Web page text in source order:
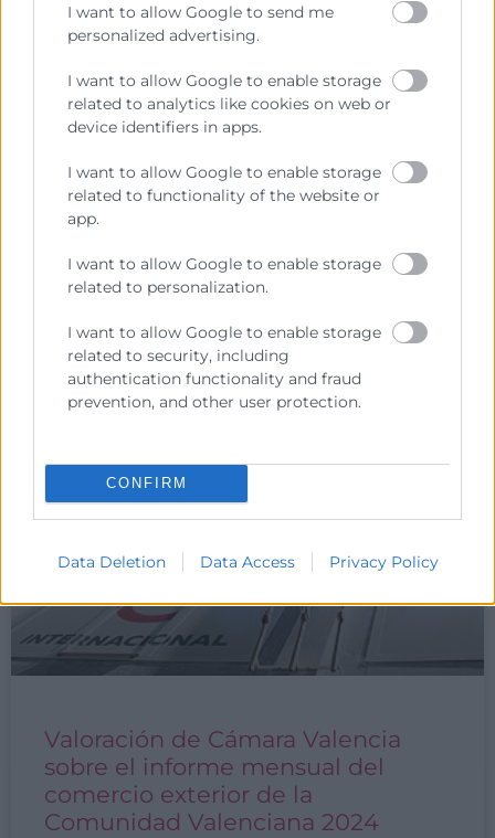
I want to allow Google to send me
personalized advertising.
I want to allow Google to enable storage
related to analytics like cookies on web or
device identifiers in apps.
I want to allow Google to enable storage
related to functionality of the website or
app.
I want to allow Google to enable storage
related to personalization.
I want to allow Google to enable storage
related to security, including
authentication functionality and fraud
prevention, and other user protection.
CONFIRM
Data Deletion Data Access Privacy Policy
Fotonoticia: José Vicente Morata
se reúne con la embajadora de
Marruecos Karima Benyaich
El presidente del Consejo de Cámaras de la
Comunitat José Vicente Morata se ha reunido con la
Benyaich
20 de febrero de 2025
Valoración de Cámara Valencia
sobre el informe mensual del
comercio exterior de la
Comunidad Valenciana 2024